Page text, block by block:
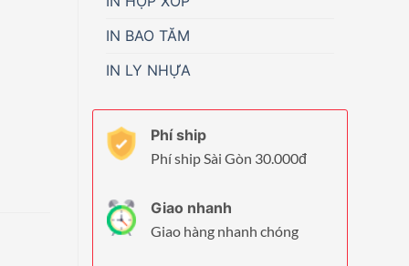
IN BAO TĂM
IN LY NHỰA
Phí ship
Phí ship Sài Gòn 30.000đ
Giao nhanh
Giao hàng nhanh chóng